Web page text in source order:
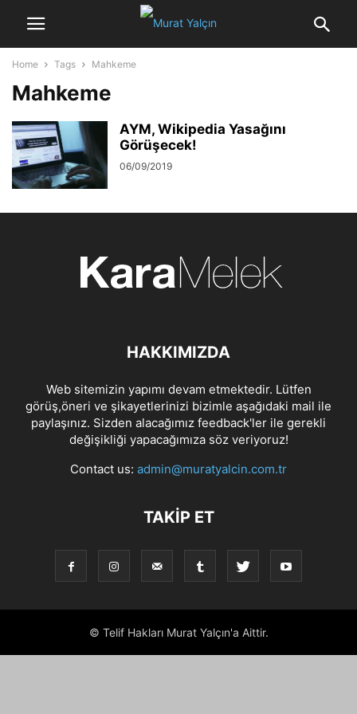
Home Tags Mahkeme
Mahkeme
AYM, Wikipedia Yasağını
Görüşecek!
06/09/2019
HAKKIMIZDA
Web sitemizin yapımı devam etmektedir. Lütfen
görüş,öneri ve şikayetlerinizi bizimle aşağıdaki mail ile
paylaşınız. Sizden alacağımız feedback'ler ile gerekli
değişikliği yapacağımıza söz veriyoruz!
Contact us: admin@muratyalcin.com.tr
TAKIP ET
© Telif Hakları Murat Yalçın'a Aittir.